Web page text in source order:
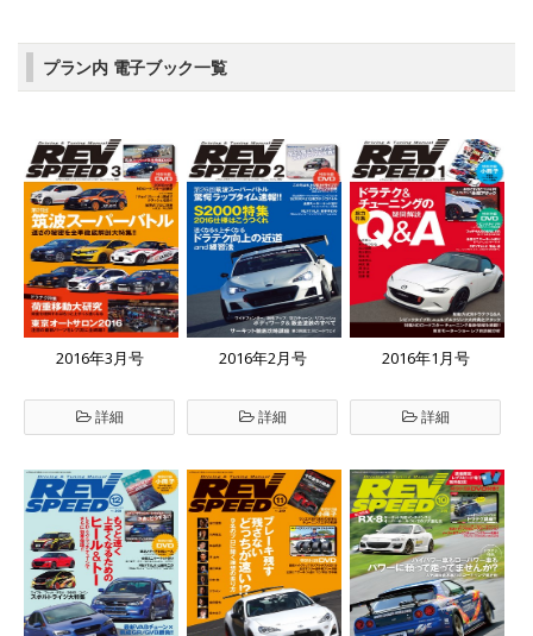
プラン内 電子ブック一覧
2016年3月号
詳細
2016年2月号
詳細
2016年1月号
詳細